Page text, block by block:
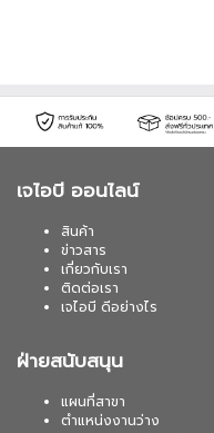
เจไอบี ออนไลน์
สินค้า
ข่าวสาร
เกี่ยวกับเรา
ติดต่อเรา
เจไอบี ดีอย่างไร
ฝ่ายสนับสนุน
แผนที่สาขา
ตำแหน่งงานว่าง